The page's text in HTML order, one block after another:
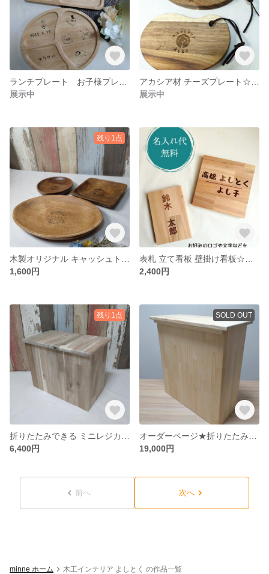
展示中
展示中
残り1点
1,600円
2,400円
残り1点
6,400円
SOLD OUT
19,000円
前へ 次へ
minne ホーム 木工インテリア よしとく の作品一覧